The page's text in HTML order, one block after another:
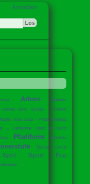
Anmelden
Arbon Basteln
Domat Ems Essen - Trinken
Kala 2012 - Pfadi Thurgau
– Jamboree Land in Sicht
Pfadiheim Piostufe
So-La So-La
Spiel - Sport - Fun